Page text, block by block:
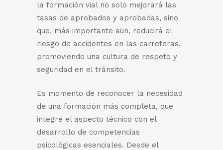
la formación vial no solo mejorará las
tasas de aprobados y aprobadas, sino
que, más importante aún, reducirá el
riesgo de accidentes en las carreteras,
promoviendo una cultura de respeto y
seguridad en el tránsito.
Es momento de reconocer la necesidad
de una formación más completa, que
integre el aspecto técnico con el
desarrollo de competencias
psicológicas esenciales. Desde el